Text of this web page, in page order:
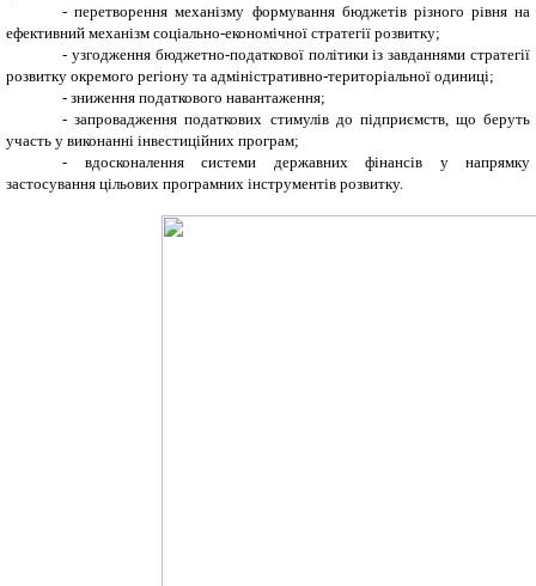
- перетворення механізму формування бюджетів різного рівня на
ефективний механізм соціально-економічної стратегії розвитку;
- узгодження бюджетно-податкової політики із завданнями стратегії
розвитку окремого регіону та адміністративно-територіальної одиниці;
- зниження податкового навантаження;
- запровадження податкових стимулів до підприємств, що беруть
участь у виконанні інвестиційних програм;
- вдосконалення системи державних фінансів у напрямку
застосування цільових програмних інструментів розвитку.